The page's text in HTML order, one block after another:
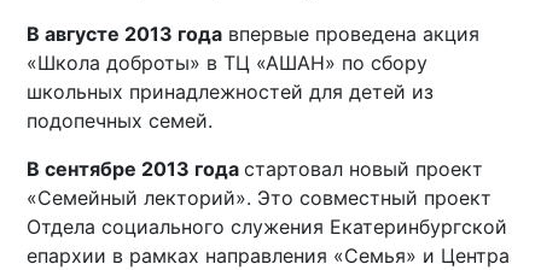
В августе 2013 года впервые проведена акция
«Школа доброты» в ТЦ «АШАН» по сбору
школьных принадлежностей для детей из
подопечных семей.
В сентябре 2013 годастартовал новый проект
«Семейный лекторий». Это совместный проект
Отдела социального служения Екатеринбургской
епархии в рамках направления «Семья» и Центра